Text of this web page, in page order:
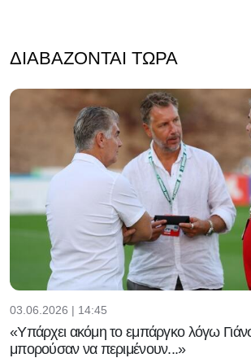
ΔΙΑΒΆΖΟΝΤΑΙ ΤΏΡΑ
03.06.2026 | 14:45
«Υπάρχει ακόμη το εμπάργκο λόγω
μπορούσαν να περιμένουν...»